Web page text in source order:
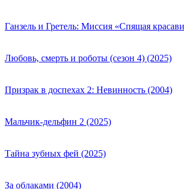
Ганзель и Гретель: Миссия «Спящая
Любовь, смерть и роботы (сезон 4) (2025)
Призрак в доспехах 2: Невинность (2004)
Мальчик-дельфин 2 (2025)
Тайна зубных фей (2025)
За облаками (2004)